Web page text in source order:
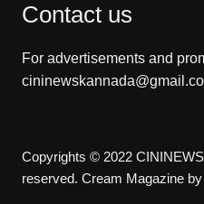
Contact us
For advertisements and
Copyrights © 2022
reserved. Cream Magazine by